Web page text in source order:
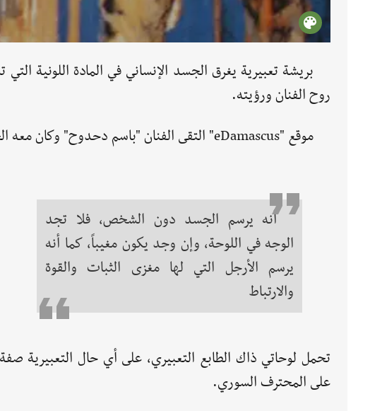
بريشة تعبيرية يغرق الجسد الإنساني في المادة اللونية
روح الفنان ورؤيته.
موقع "eDamascus" التقى الفنان "باسم دحدوح" وكان معه الحوار التالي:
أنه يرسم الجسد دون الشخص، فلا تجد
الوجه في اللوحة، وإن وجد يكون مغيباً، كما أنه
يرسم الأرجل التي لها مغزى الثبات والقوة
والارتباط
تحمل لوحاتي ذاك الطابع التعبيري، على أي حال التعبيرية
على المحترف السوري.